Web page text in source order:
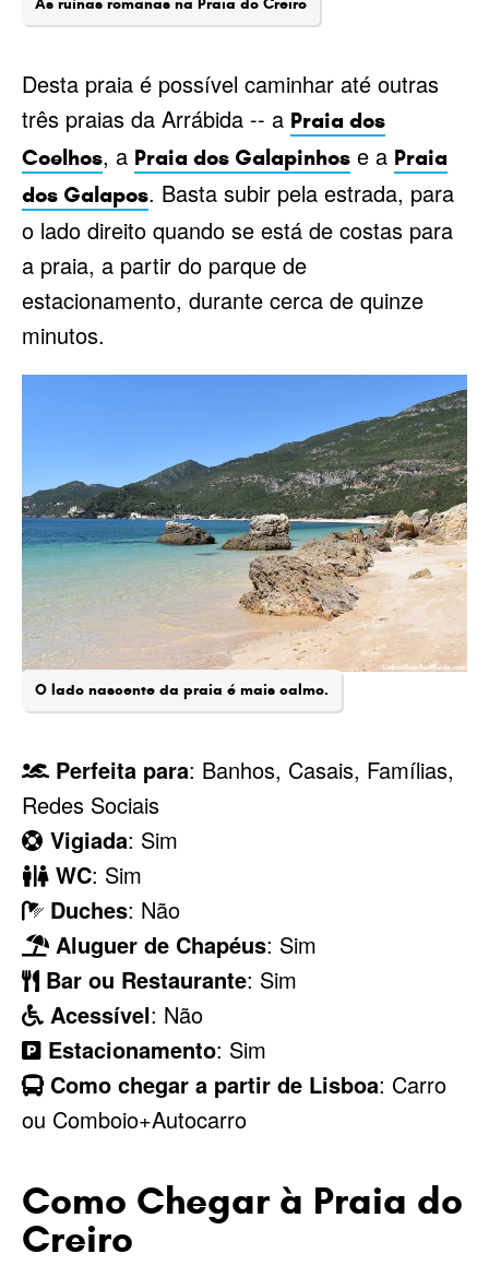
Desta praia é possível caminhar até outras
três praias da Arrábida -- a Praia dos
Coelhos, a Praia dos Galapinhos e a Praia
dos Galapos. Basta subir pela estrada, para
o lado direito quando se está de costas para
a praia, a partir do parque de
estacionamento, durante cerca de quinze
minutos.
O lado nascente da praia é mais calmo.
Perfeita para: Banhos, Casais, Famílias,
Redes Sociais
Vigiada: Sim
WC: Sim
Duches: Não
Aluguer de Chapéus: Sim
Bar ou Restaurante: Sim
Acessível: Não
Estacionamento: Sim
Como chegar a partir de Lisboa: Carro
ou Comboio+Autocarro
Como Chegar à Praia do
Creiro